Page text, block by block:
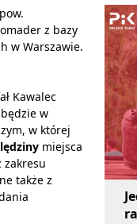
z bazy
w Warszawie.
Kawalec
w
w której
miejsca
zakresu
także z